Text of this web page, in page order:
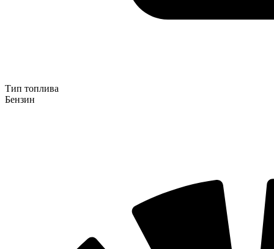
Тип топлива
Бензин